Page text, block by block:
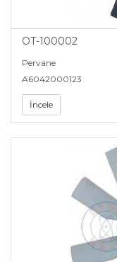
OT-100002
Pervane
A6042000123
İncele